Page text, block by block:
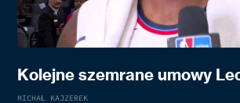
Kolejne szemrane umowy
MICHAŁ KAJZEREK